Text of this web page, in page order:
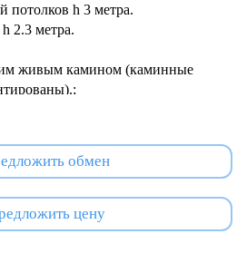
потолков h 3 метpa.
2.3 метрa.
живым камином (каминные
можно использовать для
гардеробных;
обмен
цену